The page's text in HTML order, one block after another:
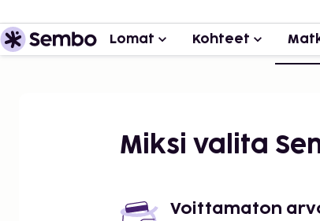
Lomat Kohteet
Miksi valita
Voittamaton